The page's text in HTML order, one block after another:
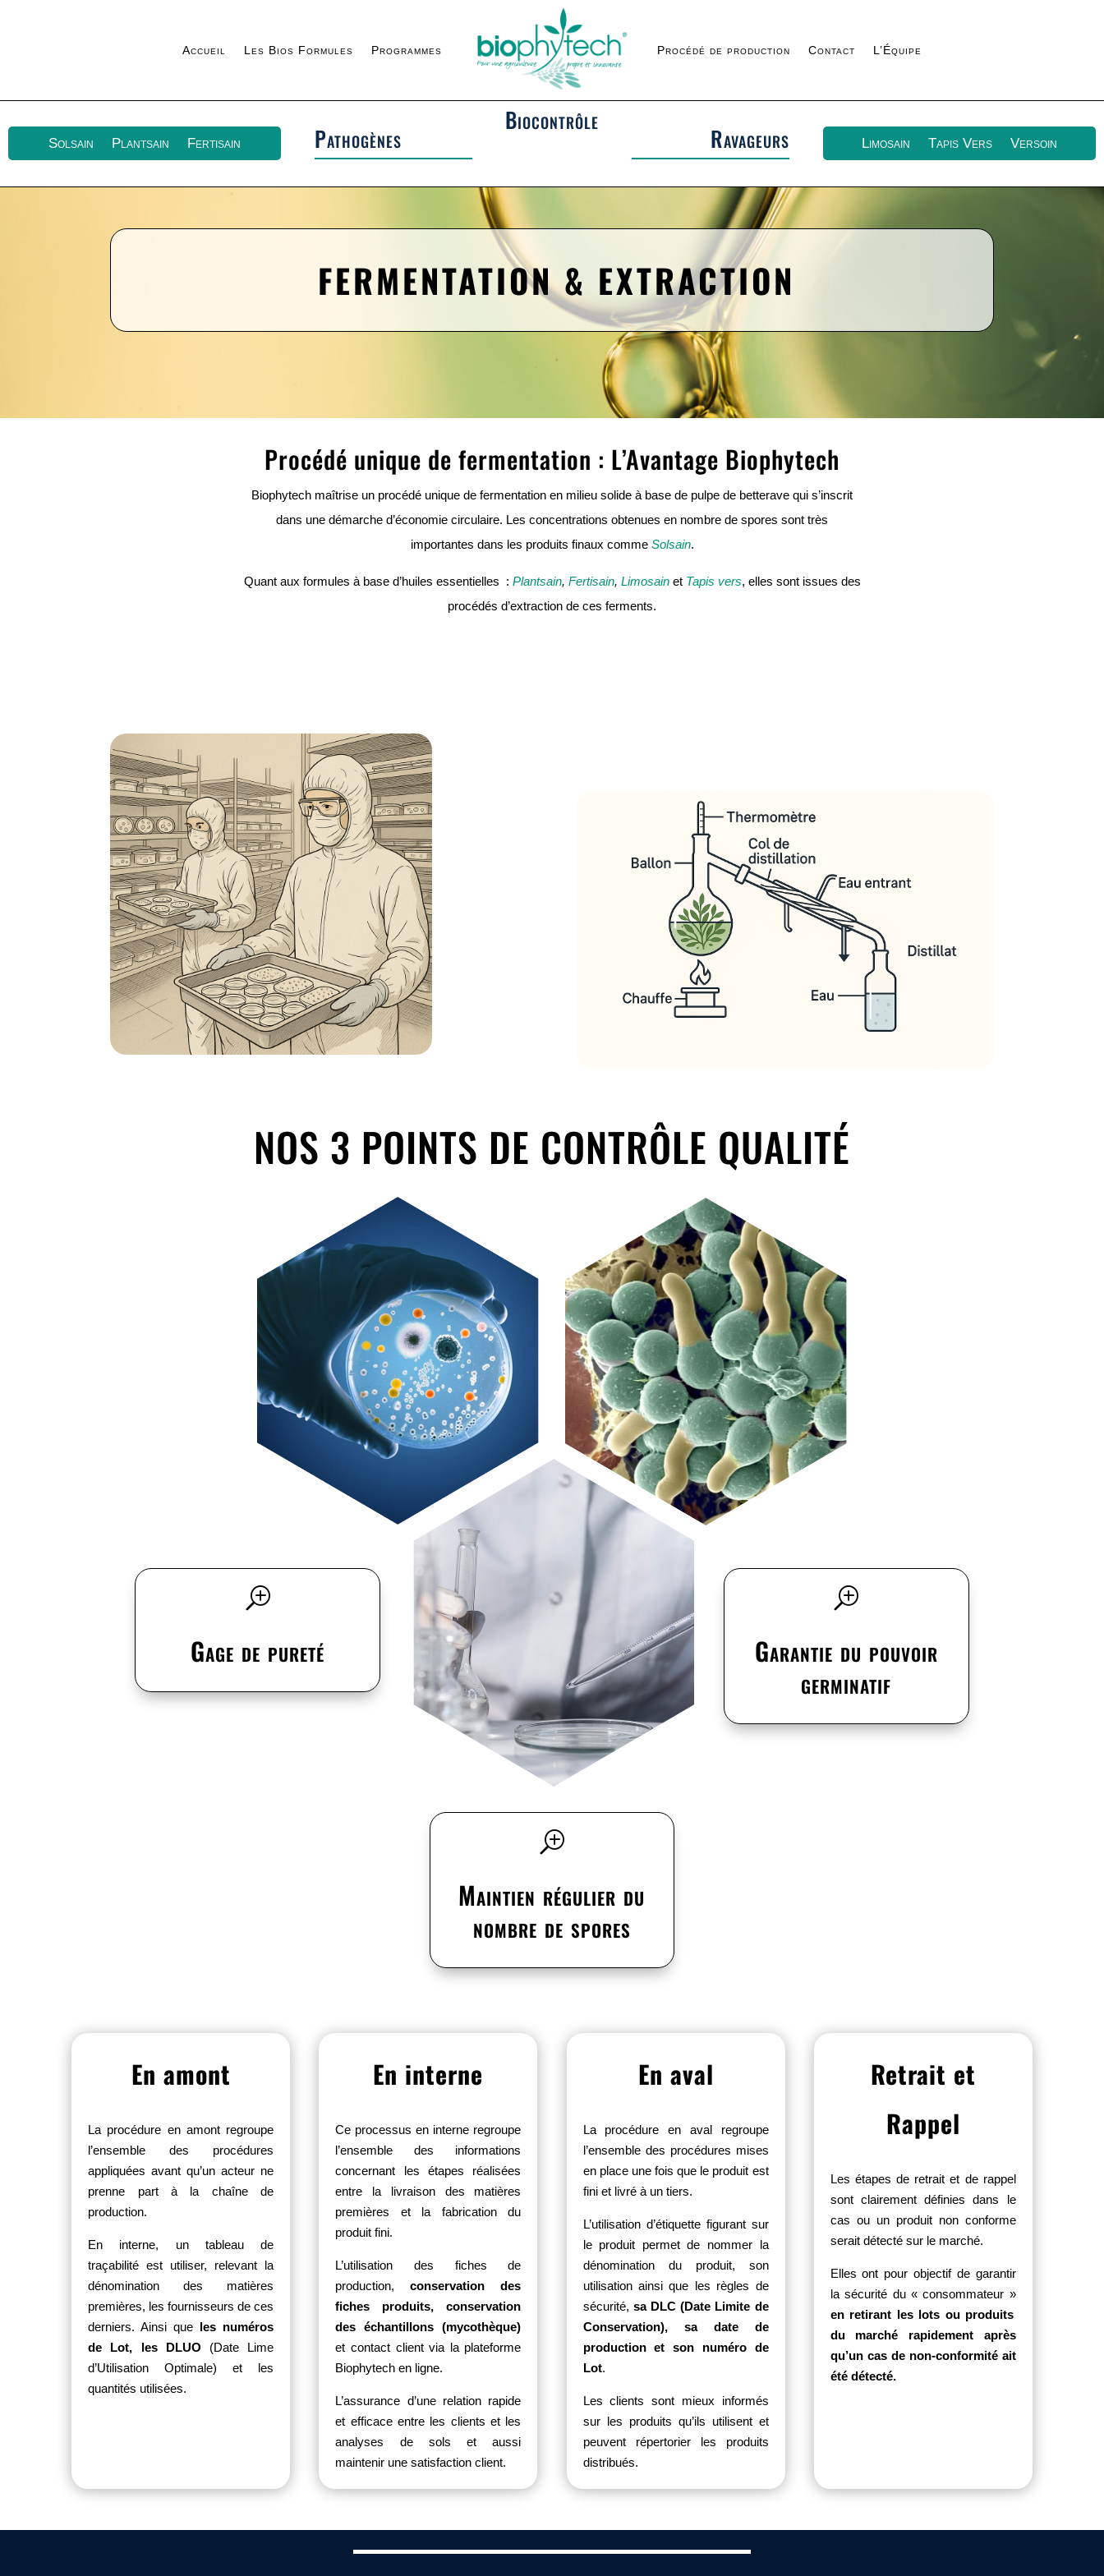
Accueil Les Bios Formules Programmes Procédé de production Contact L’Équipe
Solsain Plantsain Fertisain Pathogènes
Biocontrôle
Ravageurs Limosain Tapis Vers Versoin
FERMENTATION & EXTRACTION
Procédé unique de fermentation : L’Avantage Biophytech
Biophytech maîtrise un procédé unique de fermentation en milieu solide à base de pulpe de betterave qui s’inscrit
dans une démarche d’économie circulaire. Les concentrations obtenues en nombre de spores sont très
importantes dans les produits finaux comme Solsain.
Quant aux formules à base d’huiles essentielles : Plantsain, Fertisain, Limosainet Tapis vers, elles sont issues des
procédés d’extraction de ces ferments.
NOS 3 POINTS DE CONTRÔLE QUALITÉ
T
Gage de pureté
T
Maintien régulier du
nombre de spores
T
Garantie du pouvoir
germinatif
En amont
La procédure en amont regroupe
l’ensemble des procédures
appliquées avant qu’un acteur ne
prenne part à la chaîne de
production.
En interne, un tableau de
traçabilité est utiliser, relevant la
dénomination des matières
premières, les fournisseurs de ces
derniers. Ainsi que les numéros
de Lot, les DLUO (Date Lime
d’Utilisation Optimale) et les
quantités utilisées.
En interne
Ce processus en interne regroupe
l’ensemble des informations
concernant les étapes réalisées
entre la livraison des matières
premières et la fabrication du
produit fini.
L’utilisation des fiches de
production, conservation des
fiches produits, conservation
des échantillons (mycothèque)
et contact client via la plateforme
Biophytech en ligne.
L’assurance d’une relation rapide
et efficace entre les clients et les
analyses de sols et aussi
maintenir une satisfaction client.
En aval
La procédure en aval regroupe
l’ensemble des procédures mises
en place une fois que le produit est
fini et livré à un tiers.
L’utilisation d’étiquette figurant sur
le produit permet de nommer la
dénomination du produit, son
utilisation ainsi que les règles de
sécurité, sa DLC (Date Limite de
Conservation), sa date de
production et son numéro de
Lot.
Les clients sont mieux informés
sur les produits qu’ils utilisent et
peuvent répertorier les produits
distribués.
Retrait et
Rappel
Les étapes de retrait et de rappel
sont clairement définies dans le
cas ou un produit non conforme
serait détecté sur le marché.
Elles ont pour objectif de garantir
la sécurité du « consommateur »
en retirant les lots ou produits
du marché rapidement après
qu’un cas de non-conformité ait
été détecté.